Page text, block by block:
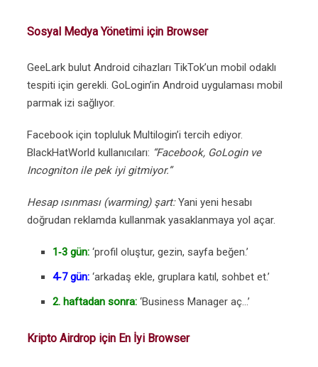
Sosyal Medya Yönetimi için Browser
GeeLark bulut Android cihazları TikTok’un mobil odaklı
tespiti için gerekli. GoLogin’in Android uygulaması mobil
parmak izi sağlıyor.
Facebook için topluluk Multilogin’i tercih ediyor.
BlackHatWorld kullanıcıları: “Facebook, GoLogin ve
Incogniton ile pek iyi gitmiyor.”
Hesap ısınması (warming) şart:Yani yeni hesabı
doğrudan reklamda kullanmak yasaklanmaya yol açar.
1‑3 gün: ‘profil oluştur, gezin, sayfa beğen.’
4‑7 gün: ‘arkadaş ekle, gruplara katıl, sohbet et.’
2. haftadan sonra: ‘Business Manager aç…’
Kripto Airdrop için En İyi Browser